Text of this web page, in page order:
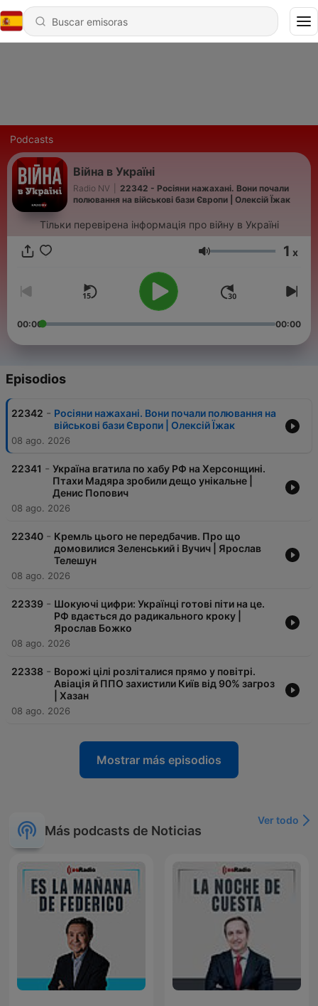
Podcasts
Війна в Україні
Radio NV
22342 - Росіяни нажахані. Вони почали
полювання на військові бази Європи | Олексій Їжак
Тільки перевірена інформація про війну в Україні
Volumen 1 x
00:00 00:00
Episodios
22342 - Росіяни нажахані. Вони почали полювання на
військові бази Європи | Олексій Їжак
08 ago. 2026
22341 - Україна вгатила по хабу РФ на Херсонщині.
Птахи Мадяра зробили дещо унікальне |
Денис Попович
08 ago. 2026
22340 - Кремль цього не передбачив. Про що
домовилися Зеленський і Вучич | Ярослав
Телешун
08 ago. 2026
22339 - Шокуючі цифри: Українці готові піти на це.
РФ вдається до радикального кроку |
Ярослав Божко
08 ago. 2026
22338 - Ворожі цілі розліталися прямо у повітрі.
Авіація й ППО захистили Київ від 90% загроз
| Хазан
08 ago. 2026
Mostrar más episodios
Más podcasts de Noticias
Ver todo